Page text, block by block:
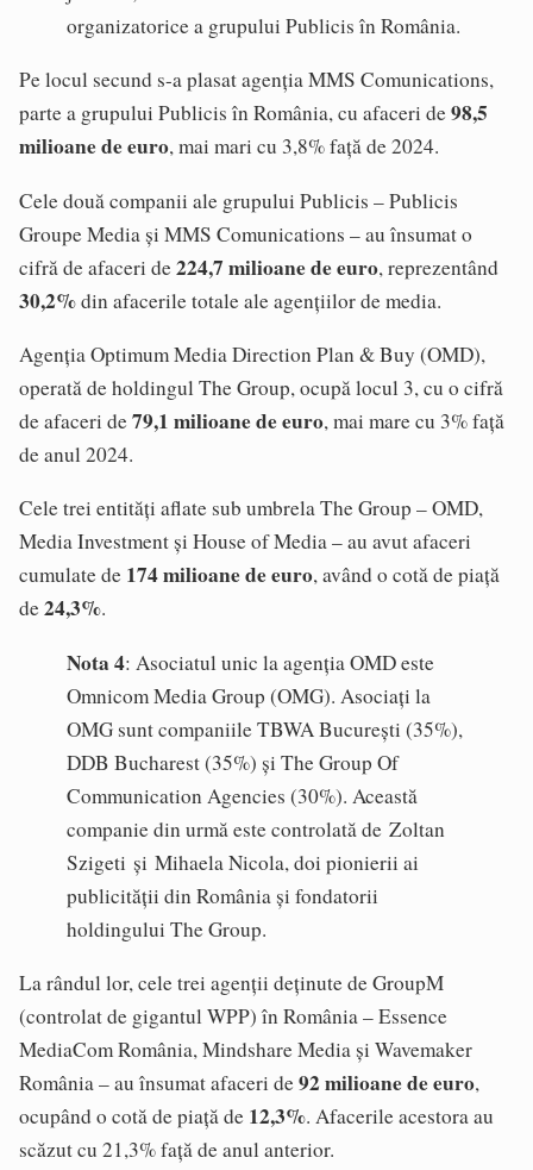
organizatorice a grupului Publicis în România.
Pe locul secund s-a plasat agenția MMS Comunications,
parte a grupului Publicis în România, cu afaceri de98,5
milioane de euro, mai mari cu 3,8% față de 2024.
Cele două companii ale grupului Publicis – Publicis
Groupe Media și MMS Comunications – au însumat o
cifră de afaceri de224,7 milioane de euro, reprezentând
30,2%din afacerile totale ale agențiilor de media.
Agenția Optimum Media Direction Plan & Buy (OMD),
operată de holdingul The Group, ocupă locul 3, cu o cifră
de afaceri de79,1 milioane de euro, mai mare cu 3% față
de anul 2024.
Cele trei entități aflate sub umbrela The Group – OMD,
Media Investment și House of Media – au avut afaceri
cumulate de 174 milioane de euro, având o cotă de piață
de24,3%.
Nota 4: Asociatul unic la agenția OMD este
Omnicom Media Group (OMG). Asociați la
OMG sunt companiile TBWA București (35%),
DDB Bucharest (35%) și The Group Of
Communication Agencies (30%). Această
companie din urmă este controlată de Zoltan
Szigeti și Mihaela Nicola, doi pionierii ai
publicității din România și fondatorii
holdingului The Group.
La rândul lor, cele trei agenții deținute de GroupM
(controlat de gigantul WPP) în România – Essence
MediaCom România, Mindshare Media și Wavemaker
România – au însumat afaceri de92 milioane de euro,
ocupând o cotă de piață de 12,3%. Afacerile acestora au
scăzut cu 21,3% față de anul anterior.